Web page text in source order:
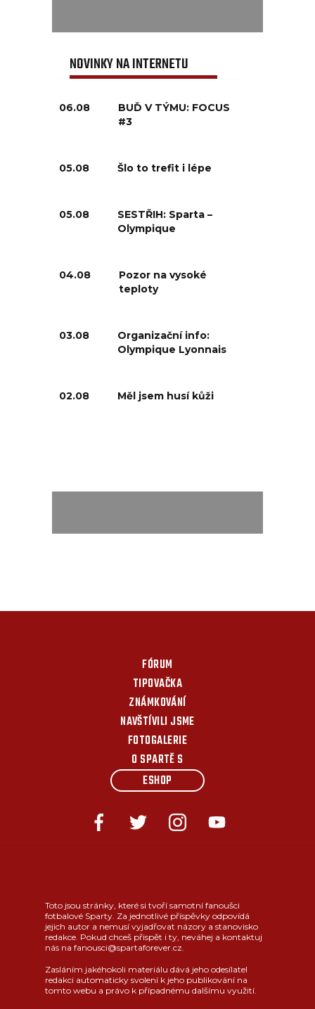
NOVINKY NA INTERNETU
06.08
BUĎ V TÝMU: FOCUS
#3
05.08 Šlo to trefit i lépe
05.08
SESTŘIH: Sparta –
Olympique
04.08
Pozor na vysoké
teploty
03.08
Organizační info:
Olympique Lyonnais
02.08 Měl jsem husí kůži
FÓRUM
TIPOVAČKA
ZNÁMKOVÁNÍ
NAVŠTÍVILI JSME
FOTOGALERIE
O SPARTĚ S
ESHOP
Toto jsou stránky, které si tvoří samotní fanoušci
fotbalové Sparty. Za jednotlivé příspěvky odpovídá
jejich autor a nemusí vyjadřovat názory a stanovisko
redakce. Pokud chceš přispět i ty, neváhej a kontaktuj
nás na fanousci@spartaforever.cz.
Zasláním jakéhokoli materiálu dává jeho odesílatel
redakci automaticky svolení k jeho publikování na
tomto webu a právo k případnému dalšímu využití.